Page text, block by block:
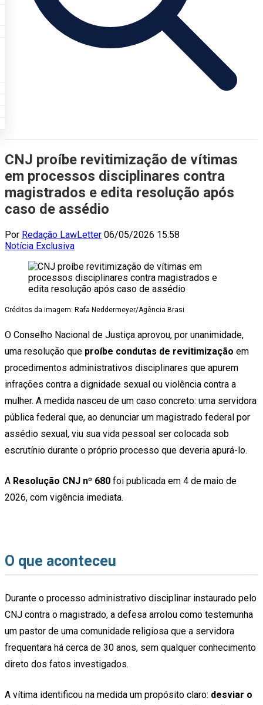
CNJ proíbe revitimização de vítimas
em processos disciplinares contra
magistrados e edita resolução após
caso de assédio
Por Redação LawLetter 06/05/2026 15:58
Notícia Exclusiva
Créditos da imagem: Rafa Neddermeyer/Agência Brasi
O Conselho Nacional de Justiça aprovou, por unanimidade,
uma resolução que proíbe condutas de revitimização em
procedimentos administrativos disciplinares que apurem
infrações contra a dignidade sexual ou violência contra a
mulher. A medida nasceu de um caso concreto: uma servidora
pública federal que, ao denunciar um magistrado federal por
assédio sexual, viu sua vida pessoal ser colocada sob
escrutínio durante o próprio processo que deveria apurá-lo.
A Resolução CNJ nº 680 foi publicada em 4 de maio de
2026, com vigência imediata.
O que aconteceu
Durante o processo administrativo disciplinar instaurado pelo
CNJ contra o magistrado, a defesa arrolou como testemunha
um pastor de uma comunidade religiosa que a servidora
frequentara há cerca de 30 anos, sem qualquer conhecimento
direto dos fatos investigados.
A vítima identificou na medida um propósito claro: desviar o